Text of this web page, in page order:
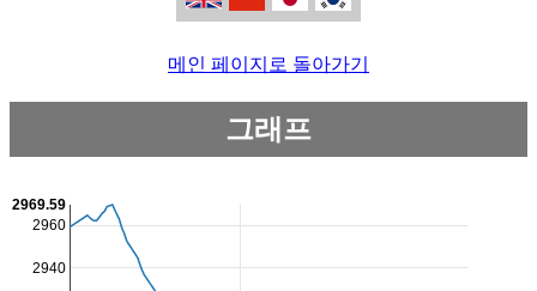
메인 페이지로 돌아가기
그래프
2940
2960
2969.59